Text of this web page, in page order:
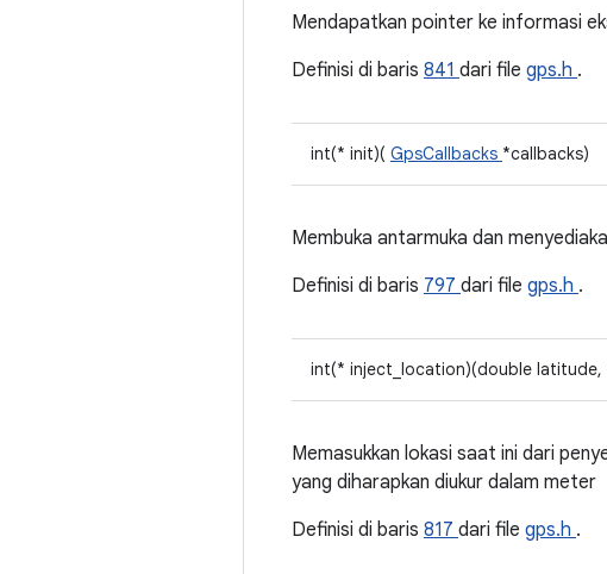
Mendapatkan pointer ke informasi
Definisi di baris 841 dari file gps.h .
int(* init)( GpsCallbacks *callbacks)
Membuka antarmuka dan
Definisi di baris 797 dari file gps.h .
int(* inject_location)(double
Memasukkan lokasi saat ini dari
yang diharapkan diukur dalam meter
Definisi di baris 817 dari file gps.h .